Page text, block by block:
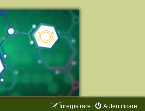
Autentificare
Înregistrare